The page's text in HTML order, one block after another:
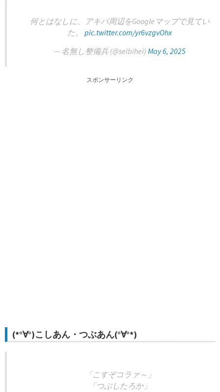
何とはなしに、アキバ周辺をGoogleマップで見てい
た。 pic.twitter.com/yr6vzgvOhx
— 名無し整備兵 (@seibihei) May 6, 2025
スポンサーリンク
(*°∀°)こしあん・つぶあん(°∀°*)
「こすぞコラァ～」
「つぶしたろか」